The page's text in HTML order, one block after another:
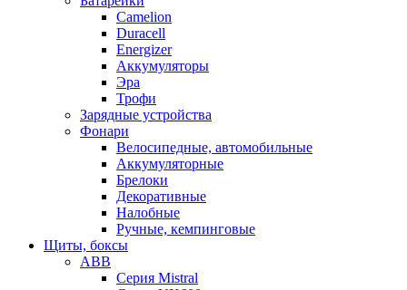
Camelion
Duracell
Energizer
Аккумуляторы
Эра
Трофи
Зарядные устройства
Фонари
Велосипедные, автомобильные
Аккумуляторные
Брелоки
Декоративные
Налобные
Ручные, кемпинговые
Щиты, боксы
ABB
Серия Mistral